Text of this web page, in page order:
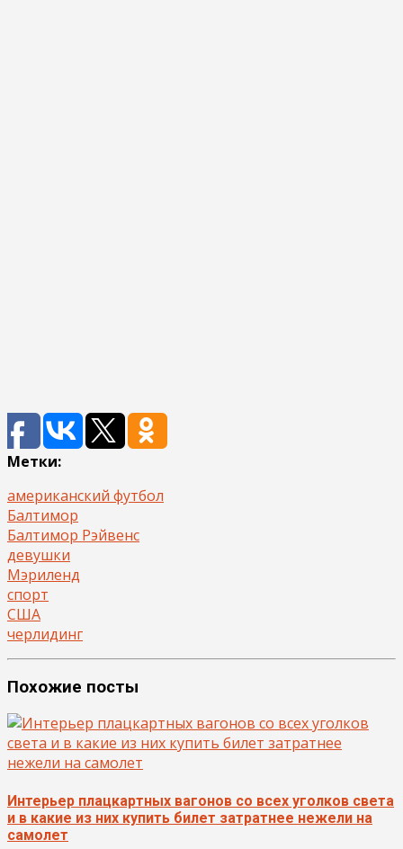
Метки:
американский футбол
Балтимор
Балтимор Рэйвенс
девушки
Мэриленд
спорт
США
черлидинг
Похожие посты
Интерьер плацкартных вагонов со всех уголков света
и в какие из них купить билет затратнее нежели на
самолет